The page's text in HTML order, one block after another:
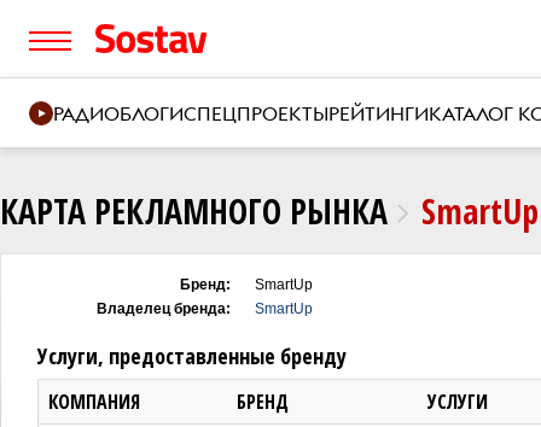
РАДИОБЛОГИСПЕЦПРОЕКТЫРЕЙТИНГИКАТАЛОГ
КАРТА РЕКЛАМНОГО РЫНКА SmartUp
Бренд:
SmartUp
Владелец бренда:
SmartUp
Услуги, предоставленные бренду
КОМПАНИЯ БРЕНД УСЛУГИ